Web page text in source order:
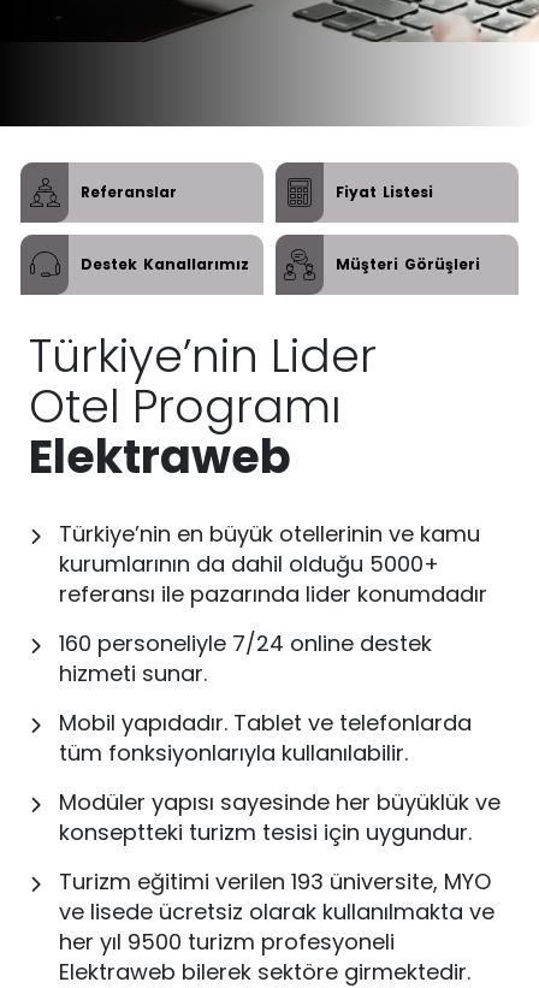
Referanslar Fiyat Listesi
Destek Kanallarımız Müşteri Görüşleri
Türkiye’nin Lider
Otel Programı
Elektraweb
Türkiye’nin en büyük otellerinin ve kamu
kurumlarının da dahil olduğu 5000+
referansı ile pazarında lider konumdadır
160 personeliyle 7/24 online destek
hizmeti sunar.
Mobil yapıdadır. Tablet ve telefonlarda
tüm fonksiyonlarıyla kullanılabilir.
Modüler yapısı sayesinde her büyüklük ve
konseptteki turizm tesisi için uygundur.
Turizm eğitimi verilen 193 üniversite, MYO
ve lisede ücretsiz olarak kullanılmakta ve
her yıl 9500 turizm profesyoneli
Elektraweb bilerek sektöre girmektedir.